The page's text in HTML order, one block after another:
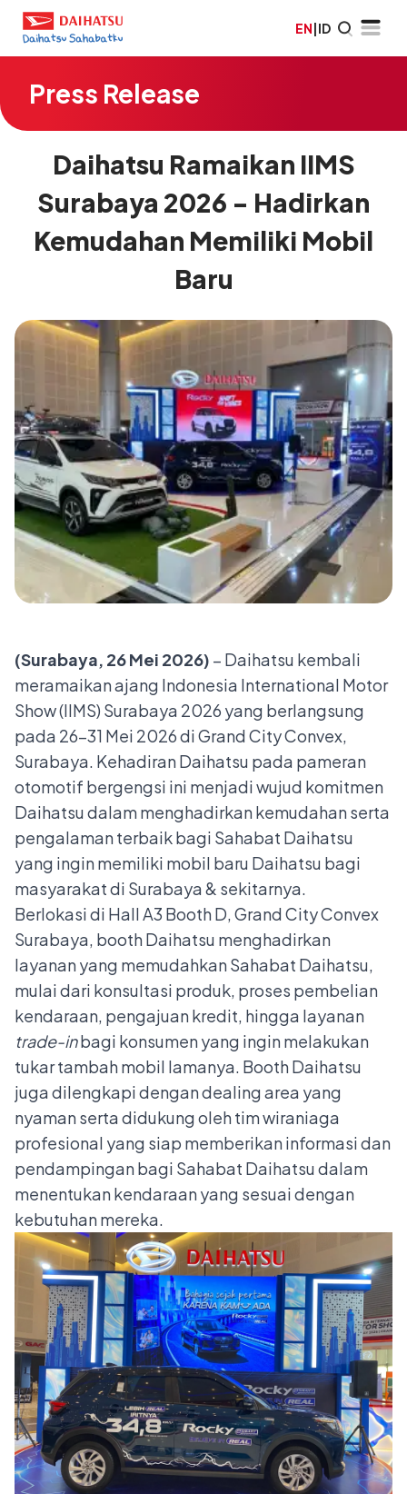
EN|ID
Press Release
Daihatsu Ramaikan IIMS
Surabaya 2026 - Hadirkan
Kemudahan Memiliki Mobil
Baru
(Surabaya, 26 Mei 2026) – Daihatsu kembali
meramaikan ajang Indonesia International Motor
Show (IIMS) Surabaya 2026 yang berlangsung
pada 26–31 Mei 2026 di Grand City Convex,
Surabaya. Kehadiran Daihatsu pada pameran
otomotif bergengsi ini menjadi wujud komitmen
Daihatsu dalam menghadirkan kemudahan serta
pengalaman terbaik bagi Sahabat Daihatsu
yang ingin memiliki mobil baru Daihatsu bagi
masyarakat di Surabaya & sekitarnya.
Berlokasi di Hall A3 Booth D, Grand City Convex
Surabaya, booth Daihatsu menghadirkan
layanan yang memudahkan Sahabat Daihatsu,
mulai dari konsultasi produk, proses pembelian
kendaraan, pengajuan kredit, hingga layanan
trade-inbagi konsumen yang ingin melakukan
tukar tambah mobil lamanya. Booth Daihatsu
juga dilengkapi dengan dealing area yang
nyaman serta didukung oleh tim wiraniaga
profesional yang siap memberikan informasi dan
pendampingan bagi Sahabat Daihatsu dalam
menentukan kendaraan yang sesuai dengan
kebutuhan mereka.